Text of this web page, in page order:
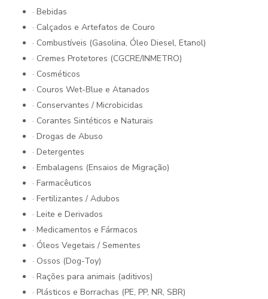
· Bebidas
· Calçados e Artefatos de Couro
· Combustíveis (Gasolina, Óleo Diesel, Etanol)
· Cremes Protetores (CGCRE/INMETRO)
· Cosméticos
· Couros Wet-Blue e Atanados
· Conservantes / Microbicidas
· Corantes Sintéticos e Naturais
· Drogas de Abuso
· Detergentes
· Embalagens (Ensaios de Migração)
· Farmacêuticos
· Fertilizantes / Adubos
· Leite e Derivados
· Medicamentos e Fármacos
· Óleos Vegetais / Sementes
· Ossos (Dog-Toy)
· Rações para animais (aditivos)
· Plásticos e Borrachas (PE, PP, NR, SBR)